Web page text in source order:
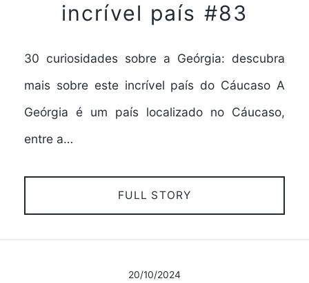
incrível país #83
30 curiosidades sobre a Geórgia: descubra
mais sobre este incrível país do Cáucaso A
Geórgia é um país localizado no Cáucaso,
entre a…
FULL STORY
20/10/2024